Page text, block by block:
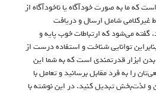
که ما به صورت خودآگاه یا ناخودآگاه از
غیرکلامی شامل ارسال و دریافت
می‌شود که ارتباطات خوب پایه و
توانایی شناخت و استفاده درست از
بدن ابزار قدرتمندی است که به شما این
را به فرد مقابل برسانید و تعامل با
و لذت‌بخش تبدیل کنید. در این نوشته با